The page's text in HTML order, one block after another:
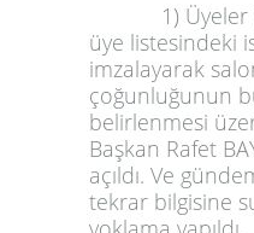
1) Üyeler
üye listesindeki
imzalayarak
çoğunluğunun
belirlenmesi
Başkan Rafet
açıldı. Ve
tekrar bilgisine